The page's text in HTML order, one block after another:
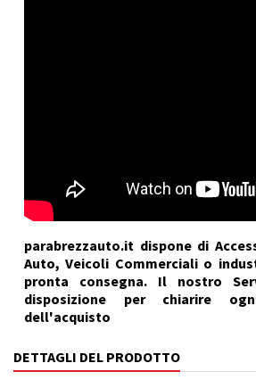
parabrezzauto.it dispone di
Auto, Veicoli Commerciali o
pronta consegna. Il nostro
disposizione per chiarire
dell'acquisto
DETTAGLI DEL PRODOTTO